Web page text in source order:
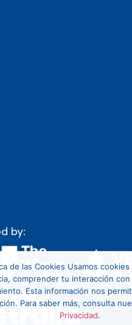
by:
de las Cookies Usamos
comprender tu interacción
Esta información nos
Para saber más, consulta
Privacidad.